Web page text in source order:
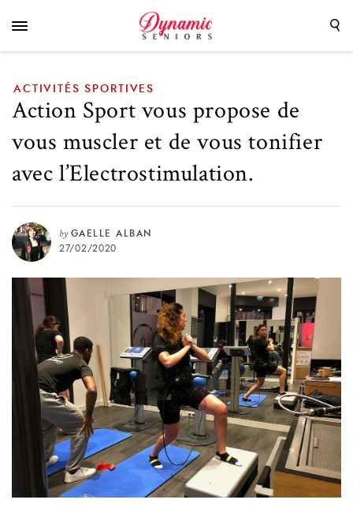
vous tonifier avec l’Electrostimulation.
ACTIVITÉS SPORTIVES
Action Sport vous propose de
vous muscler et de vous tonifier
avec l’Electrostimulation.
by GAELLE ALBAN
27/02/2020